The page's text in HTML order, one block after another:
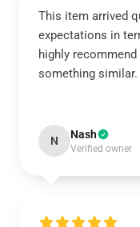
This item arrived
expectations in
highly
something similar.
N Nash
Verified owner